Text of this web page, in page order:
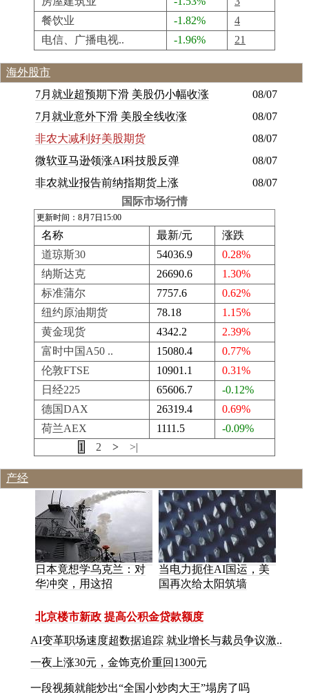
餐饮业
-1.82%
4
电信、广播电视..
-1.96% 21
海外股市
7月就业超预期下滑 美股仍小幅收涨
08/07
7月就业意外下滑 美股全线收涨
08/07
非农大减利好美股期货
08/07
微软亚马逊领涨AI科技股反弹
08/07
非农就业报告前纳指期货上涨
08/07
国际市场行情
更新时间：8月7日15:00
名称 最新/元
涨跌
道琼斯30
54036.9
0.28%
纳斯达克
26690.6
1.30%
标准蒲尔
7757.6
0.62%
纽约原油期货
78.18
1.15%
黄金现货
4342.2
2.39%
富时中国A50 ..
15080.4
0.77%
伦敦FTSE
10901.1
0.31%
日经225
65606.7
-0.12%
德国DAX
26319.4
0.69%
荷兰AEX
1111.5
-0.09%
1 2 > >|
产经
日本竟想学乌克兰：对
华冲突，用这招
当电力扼住AI国运，美
国再次给太阳筑墙
北京楼市新政 提高公积金贷款额度
AI变革职场速度超数据追踪 就业增长与裁员争议激..
一夜 上涨30元 ， 金饰克价重回 1300元
一段视频就能炒出“全国小炒肉大王”塌房了吗